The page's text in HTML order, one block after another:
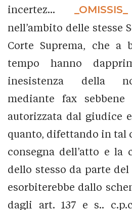
incertez...
_OMISSIS_
nell’ambito delle stesse
Corte Suprema, che a
tempo hanno
inesistenza della
mediante fax sebbene
autorizzata dal giudice
quanto, difettando in tal
consegna dell’atto e la
dello stesso da parte
esorbiterebbe dallo
dagli art. 137 e s..